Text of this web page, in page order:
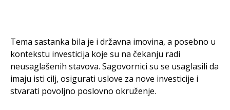
Tema sastanka bila je i državna imovina, a posebno u
kontekstu investicija koje su na čekanju radi
neusaglašenih stavova. Sagovornici su se usaglasili da
imaju isti cilj, osigurati uslove za nove investicije i
stvarati povoljno poslovno okruženje.